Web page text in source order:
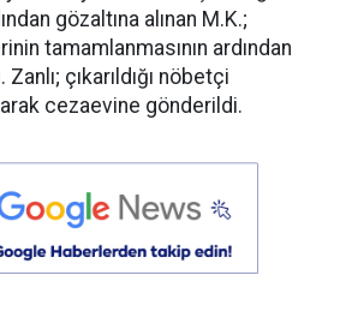
gözaltına alınan M.K.;
tamamlanmasının ardından
çıkarıldığı nöbetçi
cezaevine gönderildi.